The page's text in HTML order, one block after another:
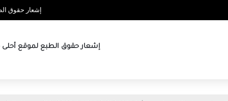
إشعار حقوق
إشعار حقوق الطبع لموقع أحلى